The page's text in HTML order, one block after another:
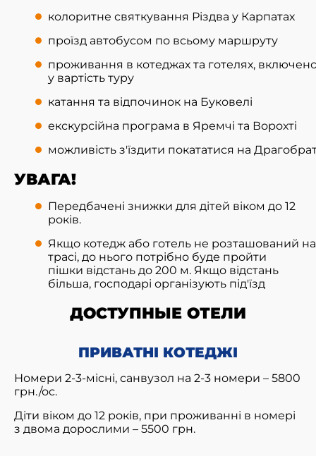
колоритне святкування Різдва у Карпатах
проїзд автобусом по всьому маршруту
проживання в котеджах та готелях,
у вартість туру
катання та відпочинок на Буковелі
екскурсійна програма в Яремчі та Ворохті
можливість з'їздити покататися на
УВАГА!
Передбачені знижки для дітей віком до 12
років.
Якщо котедж або готель не розташований на
трасі, до нього потрібно буде пройти
пішки відстань до 200 м. Якщо відстань
більша, господарі організують під'їзд
ДОСТУПНЫЕ ОТЕЛИ
ПРИВАТНІ КОТЕДЖІ
Номери 2-3-місні, санвузол на 2-3 номери – 5800
грн./ос.
Діти віком до 12 років, при проживанні в номері
з двома дорослими – 5500 грн.